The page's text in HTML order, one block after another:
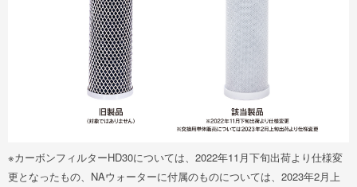
※カーボンフィルターHD30については、2022年11月下旬出荷より仕様変
更となったもの、NAウォーターに付属のものについては、2023年2月上